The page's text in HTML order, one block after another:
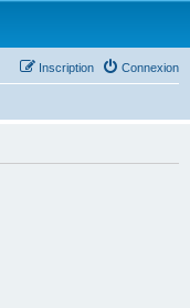
Connexion
Inscription